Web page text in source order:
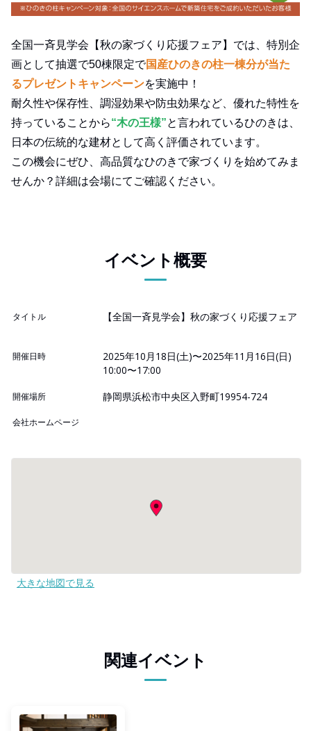
全国一斉見学会【秋の家づくり応援フェア】では、特別企
画として抽選で50棟限定で国産ひのきの柱一棟分が当た
るプレゼントキャンペーンを実施中！
耐久性や保存性、調湿効果や防虫効果など、優れた特性を
持っていることから“木の王様”と言われているひのきは、
日本の伝統的な建材として高く評価されています。
この機会にぜひ、高品質なひのきで家づくりを始めてみま
せんか？詳細は会場にてご確認ください。
イベント概要
タイトル 【全国一斉見学会】秋の家づくり応援フェア
開催日時
2025年10月18日(土)〜2025年11月16日(日)
10:00〜17:00
開催場所 静岡県浜松市中央区入野町19954-724
会社ホームページ
大きな地図で見る
関連イベント